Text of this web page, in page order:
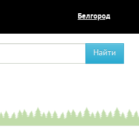
Белгород
Найти